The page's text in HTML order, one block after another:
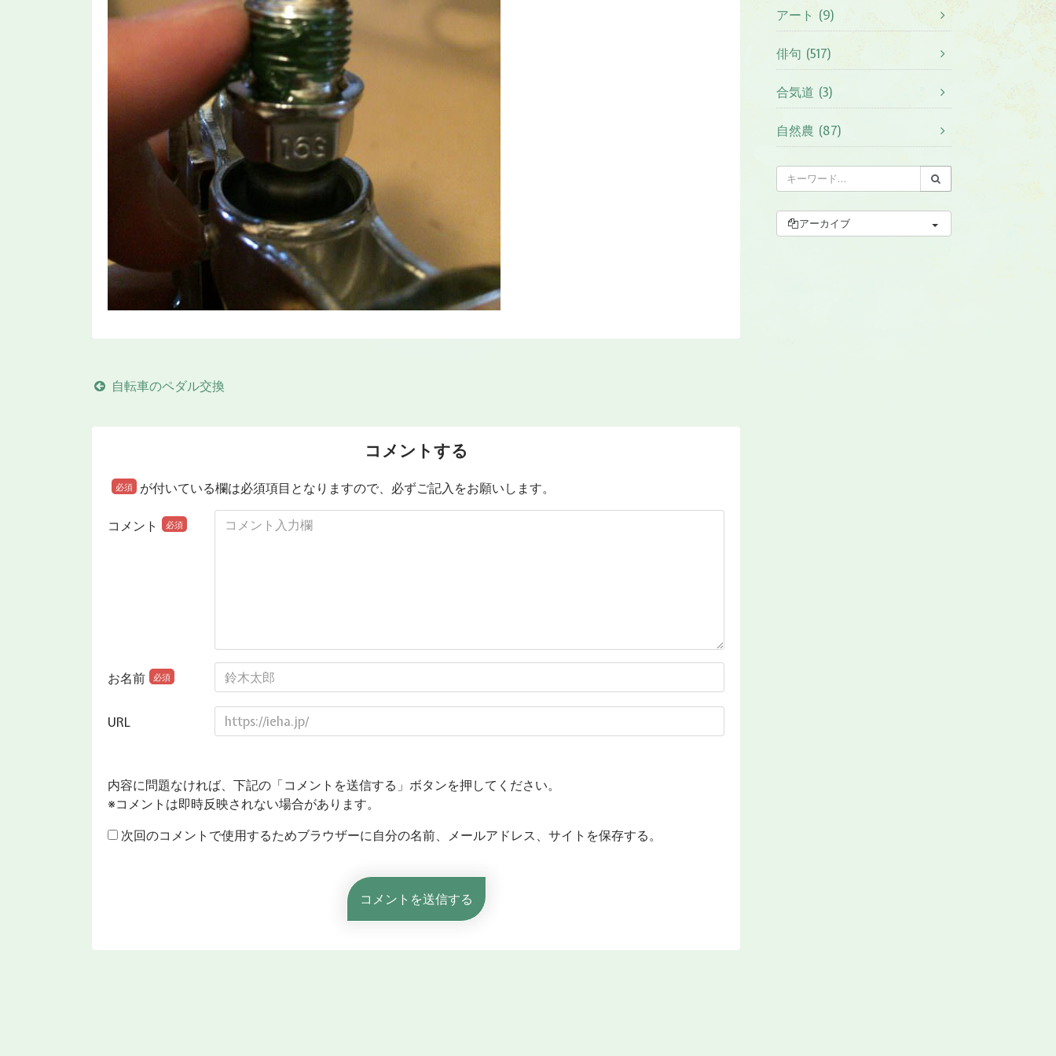
自転車のペダル交換
コメントする
必須 が付いている欄は必須項目となりますので、必ずご記入をお願いします。
コメント 必須
お名前 必須
URL
内容に問題なければ、下記の「コメントを送信する」ボタンを押してください。
※コメントは即時反映されない場合があります。
次回のコメントで使用するためブラウザーに自分の名前、メールアドレス、サイトを保存する。
アート (9)
俳句 (517)
合気道 (3)
自然農 (87)
アーカイブ